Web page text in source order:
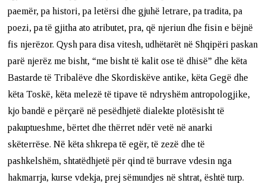
paemër, pa histori, pa letërsi dhe gjuhë letrare, pa tradita, pa
poezi, pa të gjitha ato atributet, pra, që njeriun dhe fisin e bëjnë
fis njerëzor. Qysh para disa vitesh, udhëtarët në Shqipëri paskan
parë njerëz me bisht, “me bisht të kalit ose të dhisë” dhe këta
Bastarde të Tribalëve dhe Skordiskëve antike, këta Gegë dhe
këta Toskë, këta melezë të tipave të ndryshëm antropologjike,
kjo bandë e përçarë në pesëdhjetë dialekte plotësisht të
pakuptueshme, bërtet dhe thërret ndër vetë në anarki
skëterrëse. Në këta shkrepa të egër, të zezë dhe të
pashkelshëm, shtatëdhjetë për qind të burrave vdesin nga
hakmarrja, kurse vdekja, prej sëmundjes në shtrat, është turp.